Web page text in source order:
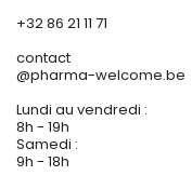
+32 86 21 11 71
contact
@pharma-welcome.be
Lundi au vendredi :
8h - 19h
Samedi :
9h - 18h